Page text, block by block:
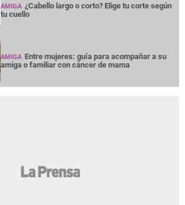
AMIGA ¿Cabello largo o corto? Elige tu corte según
tu cuello
AMIGA Entre mujeres: guía para acompañar a su
amiga o familiar con cáncer de mama